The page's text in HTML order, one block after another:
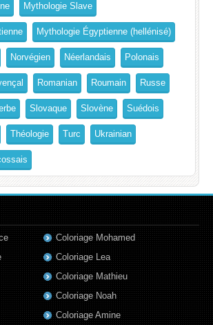
Mythologie Slave
Mythologie Égyptienne (hellénisé)
Norvégien Néerlandais Polonais
Romanian Roumain Russe
Slovaque Slovène Suédois
Théologie Turc Ukrainian
Coloriage Mohamed
Coloriage Lea
Coloriage Mathieu
Coloriage Noah
Coloriage Amine